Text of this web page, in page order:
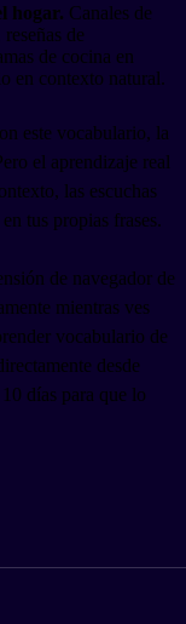
hogar. Canales de
de
de cocina en
en contexto natural.
este vocabulario, la
el aprendizaje real
las escuchas
tus propias frases.
de navegador de
mientras ves
vocabulario de
desde
días para que lo